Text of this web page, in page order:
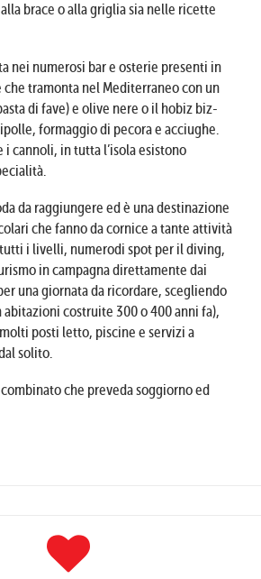
brace o alla griglia sia nelle ricette
nei numerosi bar e osterie presenti in
tramonta nel Mediterraneo con un
di fave) e olive nere o il hobiz biz-
formaggio di pecora e acciughe.
cannoli, in tutta l’isola esistono
da raggiungere ed è una destinazione
che fanno da cornice a tante attività
i livelli, numerodi spot per il diving,
in campagna direttamente dai
una giornata da ricordare, scegliendo
costruite 300 o 400 anni fa),
posti letto, piscine e servizi a
solito.
che preveda soggiorno ed